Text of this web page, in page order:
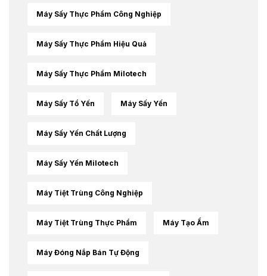
Máy Sấy Thực Phẩm Công Nghiệp
Máy Sấy Thực Phẩm Hiệu Quả
Máy Sấy Thực Phẩm Milotech
Máy Sấy Tổ Yến Máy Sấy Yến
Máy Sấy Yến Chất Lượng
Máy Sấy Yến Milotech
Máy Tiệt Trùng Công Nghiệp
Máy Tiệt Trùng Thực Phẩm Máy Tạo Ẩm
Máy Đóng Nắp Bán Tự Động